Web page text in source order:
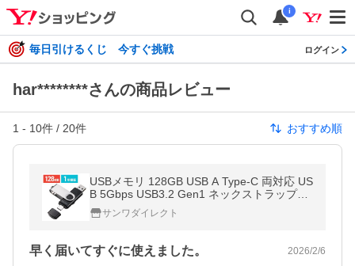
i
毎日引けるくじ 今すぐ挑戦 ログイン
har********さんの商品レビュー
1 - 10件 / 20件 おすすめ順
USBメモリ 128GB USB A Type-C 両対応 US
B 5Gbps USB3.2 Gen1 ネックストラップ付
き スイング式 名入れ対応 600-3USCA128G
サンワダイレクト
早く届いてすぐに使えました。 2026/2/6